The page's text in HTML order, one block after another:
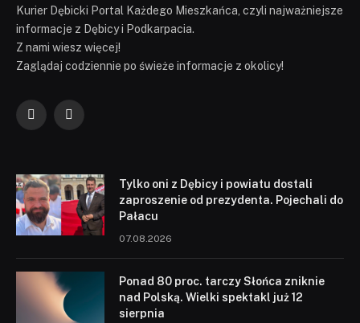
Kurier Dębicki Portal Każdego Mieszkańca, czyli najważniejsze
informacje z Dębicy i Podkarpacia.
Z nami wiesz więcej!
Zaglądaj codziennie po świeże informacje z okolicy!
FacebookYouTube
Tylko oni z Dębicy i powiatu dostali
zaproszenie od prezydenta. Pojechali do
Pałacu
07.08.2026
Ponad 80 proc. tarczy Słońca zniknie
nad Polską. Wielki spektakl już 12
sierpnia